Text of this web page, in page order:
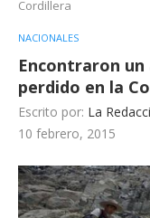
Cordillera
NACIONALES
Encontraron un
perdido en la
Escrito por: La
10 febrero, 2015